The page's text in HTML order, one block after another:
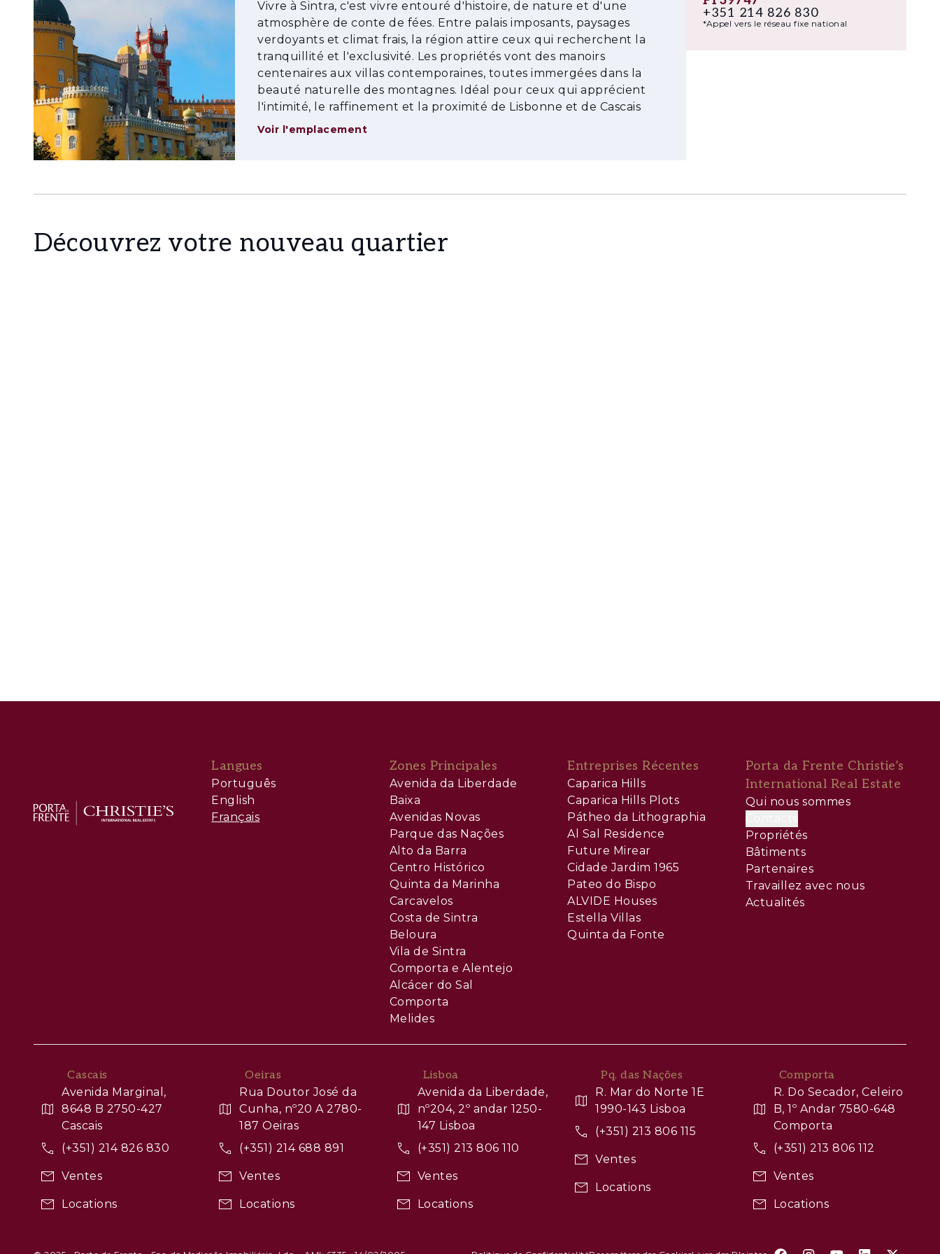
Vivre à Sintra, c'est vivre entouré d'histoire, de nature et d'une
atmosphère de conte de fées. Entre palais imposants, paysages
verdoyants et climat frais, la région attire ceux qui recherchent la
tranquillité et l'exclusivité. Les propriétés vont des manoirs
centenaires aux villas contemporaines, toutes immergées dans la
beauté naturelle des montagnes. Idéal pour ceux qui apprécient
l'intimité, le raffinement et la proximité de Lisbonne et de Cascais
Voir l'emplacement
+351 214 826 830
*Appel vers le réseau fixe national
Découvrez votre nouveau quartier
Langues
Português
English
Français
Zones Principales
Avenida da Liberdade
Baixa
Avenidas Novas
Parque das Nações
Alto da Barra
Centro Histórico
Quinta da Marinha
Carcavelos
Costa de Sintra
Beloura
Vila de Sintra
Comporta e Alentejo
Alcácer do Sal
Comporta
Melides
Entreprises Récentes
Caparica Hills
Caparica Hills Plots
Pátheo da Lithographia
Al Sal Residence
Future Mirear
Cidade Jardim 1965
Pateo do Bispo
ALVIDE Houses
Estella Villas
Quinta da Fonte
Porta da Frente Christie’s
International Real Estate
Qui nous sommes
Propriétés
Bâtiments
Partenaires
Travaillez avec nous
Actualités
Cascais
Avenida Marginal,
8648 B 2750-427
Cascais
(+351) 214 826 830
Ventes
Locations
Oeiras
Rua Doutor José da
Cunha, nº20 A 2780-
187 Oeiras
(+351) 214 688 891
Ventes
Locations
Lisboa
Avenida da Liberdade,
nº204, 2º andar 1250-
147 Lisboa
(+351) 213 806 110
Ventes
Locations
Pq. das Nações
R. Mar do Norte 1E
1990-143 Lisboa
(+351) 213 806 115
Ventes
Locations
Comporta
R. Do Secador, Celeiro
B, 1º Andar 7580-648
Comporta
(+351) 213 806 112
Ventes
Locations